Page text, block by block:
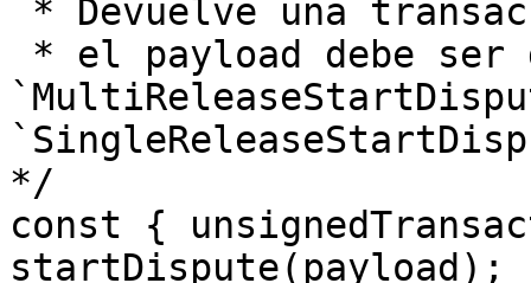
*/
const {
startDispute(payload);